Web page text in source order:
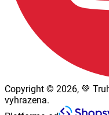
Copyright © 2026, 💚
vyhrazena.